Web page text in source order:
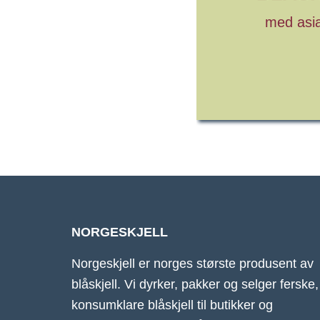
med
NORGESKJELL
Norgeskjell er norges største produsent av
blåskjell. Vi dyrker, pakker og selger ferske,
konsumklare blåskjell til butikker og